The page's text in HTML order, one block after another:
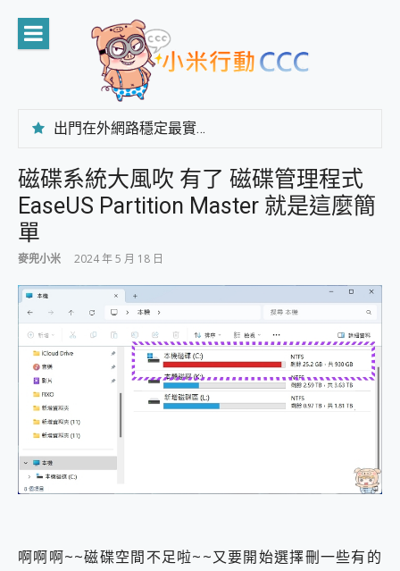
content
出門在外網路穩定最實在 「台灣大哥大」榮獲 4G/5G 在線率全球 NO.3 全台第一與全台六冠王實測心得，走到哪順到哪！
CP 值天花板~ Bongcom BS5 足球君開箱~ 短焦投影機 3千元就能擁有！ 折扣碼在這～
專為 PC上的 XBOX和掌機設計的 FireCuda X1070 SSD 固態硬碟開箱 評測
台灣製攝影機在這裡，100%全無線設計 SpotCam Solo Eco 太陽能防水雲端攝影機 SpotCam Solo 3 2.5K高畫質戶外攝影機 開箱 評測
AI 支付 一錶搞定大小事 Xiaomi Watch 5 開箱 評測
超驚艷 讓人一眼就愛上 LENOVO 聯想 Yoga Book 9 14吋 AI輕薄筆電 開箱 評測
美到讓人超想擁有 moto pad 60 系列 與 Moto | Swarovski razr 60 冰藍限定版本 開箱 評測
好用的 EaseUS Partition Master 讓您輕鬆的移除與格式化有防寫保護的隨身碟或SD卡
一鍵修復模糊影片、舊照的 AI 好幫手! VideoProc Converter AI 新版全解析 × 年末優惠，一篇全看懂
小朋友才做選擇 投影機 RGB藍牙音響 氛圍情境燈 我通通都要！ Starfish 2 幻彩膠囊投影機｜結合「 智慧投影 & 煥彩流動 」的沈浸式生活新體驗
外型超吸晴~ 給您絕佳操控體驗 GravaStar Mercury K1 系列 異星機械鍵盤與 Mercury X 系列 輕量無線電競滑鼠 開箱 評測
超好用的 PLAUD NotePin AI 智慧錄音膠囊~ 您的AI 秘書已上線 每月免費送你 300分鐘轉寫
磁碟系統大風吹 有了 磁碟管理程式
EaseUS Partition Master 就是這麼簡
單
麥兜小米 2024 年 5 月 18 日
啊啊啊~~磁碟空間不足啦~~又要開始選擇刪一些有的